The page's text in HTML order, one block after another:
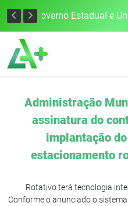
Defesa Civil alerta para risco de tornado e tempestades severas no RS entre esta quinta e sexta-feira
Administração
assinatura do
implantação
estacionamento
Rotativo terá tecnologia
Conforme o anunciado o